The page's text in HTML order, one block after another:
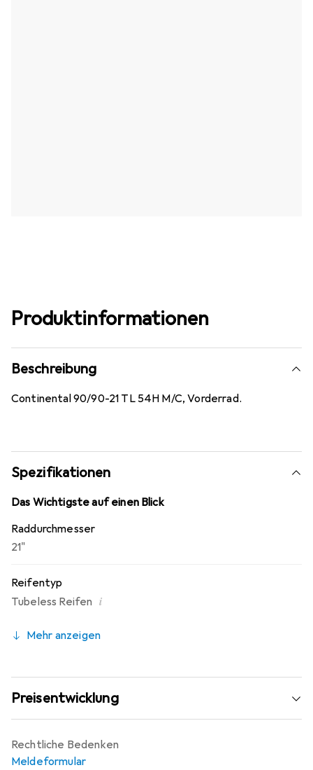
Produktinformationen
Beschreibung
Continental 90/90-21 TL 54H M/C, Vorderrad.
Spezifikationen
Das Wichtigste auf einen Blick
Raddurchmesser
21"
Reifentyp
Tubeless Reifen i
Mehr anzeigen
Preisentwicklung
Rechtliche Bedenken
Meldeformular